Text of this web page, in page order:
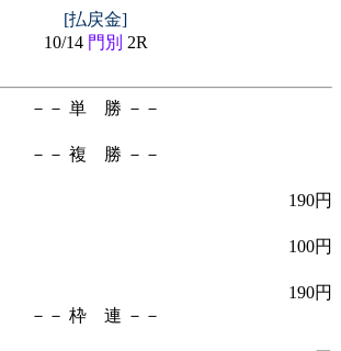
[払戻金]
10/14 門別 2R
－－ 単 勝 －－
－－ 複 勝 －－
190円
100円
190円
－－ 枠 連 －－